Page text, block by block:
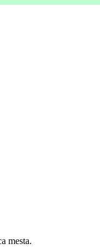
mesta.